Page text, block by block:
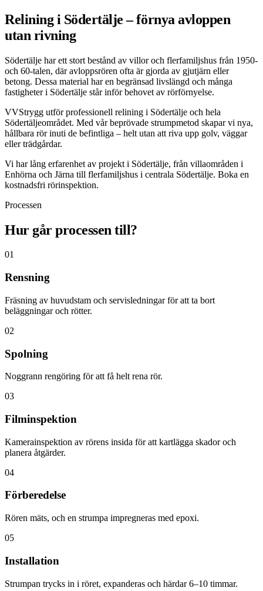
Relining i Södertälje – förnya avloppen
utan rivning
Södertälje har ett stort bestånd av villor och flerfamiljshus från 1950-
och 60-talen, där avloppsrören ofta är gjorda av gjutjärn eller
betong. Dessa material har en begränsad livslängd och många
fastigheter i Södertälje står inför behovet av rörförnyelse.
VVStrygg utför professionell relining i Södertälje och hela
Södertäljeområdet. Med vår beprövade strumpmetod skapar vi nya,
hållbara rör inuti de befintliga – helt utan att riva upp golv, väggar
eller trädgårdar.
Vi har lång erfarenhet av projekt i Södertälje, från villaområden i
Enhörna och Järna till flerfamiljshus i centrala Södertälje. Boka en
kostnadsfri rörinspektion.
Processen
Hur går processen till?
01
Rensning
Fräsning av huvudstam och servisledningar för att ta bort
beläggningar och rötter.
02
Spolning
Noggrann rengöring för att få helt rena rör.
03
Filminspektion
Kamerainspektion av rörens insida för att kartlägga skador och
planera åtgärder.
04
Förberedelse
Rören mäts, och en strumpa impregneras med epoxi.
05
Installation
Strumpan trycks in i röret, expanderas och härdar 6–10 timmar.